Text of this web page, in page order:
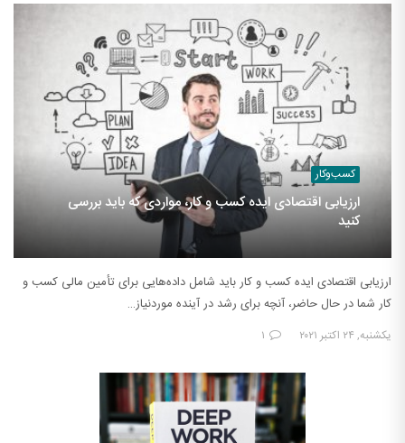
کسب‌وکار
ارزیابی اقتصادی ایده کسب و کار، مواردی که باید بررسی
کنید
ارزیابی اقتصادی ایده کسب و کار باید شامل داده‌هایی برای تأمین مالی کسب و
کار شما در حال حاضر، آنچه برای رشد در آینده موردنیاز…
یکشنبه, ۲۴ اکتبر ۲۰۲۱ ۱